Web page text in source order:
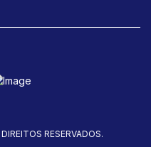
RESERVADOS.